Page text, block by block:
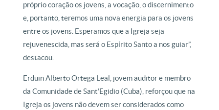
próprio coração os jovens, a vocação, o discernimento
e, portanto, teremos uma nova energia para os jovens
entre os jovens. Esperamos que a Igreja seja
rejuvenescida, mas será o Espírito Santo a nos guiar”,
destacou.
Erduin Alberto Ortega Leal, jovem auditor e membro
da Comunidade de Sant’Egidio (Cuba), reforçou que na
Igreja os jovens não devem ser considerados como